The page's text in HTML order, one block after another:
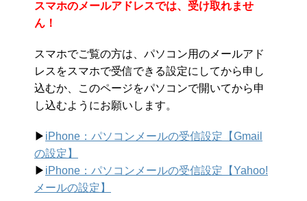
スマホのメールアドレスでは、受け取れませ
ん！
スマホでご覧の方は、パソコン用のメールアド
レスをスマホで受信できる設定にしてから申し
込むか、このページをパソコンで開いてから申
し込むようにお願いします。
▶︎ iPhone：パソコンメールの受信設定【Gmail
の設定】
▶︎ iPhone：パソコンメールの受信設定【Yahoo!
メールの設定】